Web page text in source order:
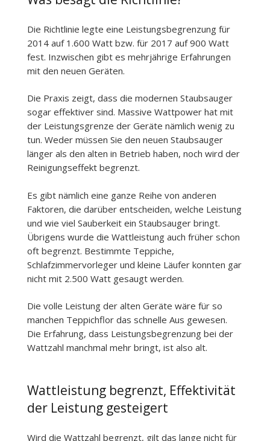
Die Richtlinie legte eine Leistungsbegrenzung für
2014 auf 1.600 Watt bzw. für 2017 auf 900 Watt
fest. Inzwischen gibt es mehrjährige Erfahrungen
mit den neuen Geräten.
Die Praxis zeigt, dass die modernen Staubsauger
sogar effektiver sind. Massive Wattpower hat mit
der Leistungsgrenze der Geräte nämlich wenig zu
tun. Weder müssen Sie den neuen Staubsauger
länger als den alten in Betrieb haben, noch wird der
Reinigungseffekt begrenzt.
Es gibt nämlich eine ganze Reihe von anderen
Faktoren, die darüber entscheiden, welche Leistung
und wie viel Sauberkeit ein Staubsauger bringt.
Übrigens wurde die Wattleistung auch früher schon
oft begrenzt. Bestimmte Teppiche,
Schlafzimmervorleger und kleine Läufer konnten gar
nicht mit 2.500 Watt gesaugt werden.
Die volle Leistung der alten Geräte wäre für so
manchen Teppichflor das schnelle Aus gewesen.
Die Erfahrung, dass Leistungsbegrenzung bei der
Wattzahl manchmal mehr bringt, ist also alt.
Wattleistung begrenzt, Effektivität
der Leistung gesteigert
Wird die Wattzahl begrenzt, gilt das lange nicht für